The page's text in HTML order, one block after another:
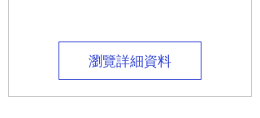
瀏覽詳細資料